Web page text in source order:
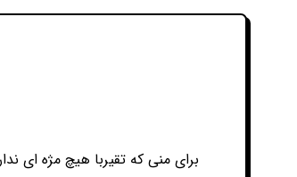
برای منی که تقیربا هیچ مژه ای